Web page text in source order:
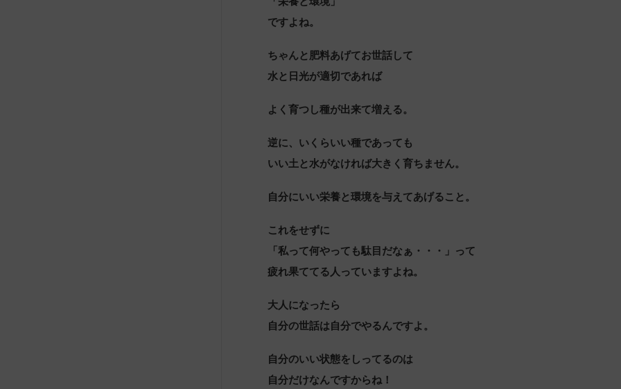
ですよね。
ちゃんと肥料あげてお世話して
水と日光が適切であれば
よく育つし種が出来て増える。
逆に、いくらいい種であっても
いい土と水がなければ大きく育ちません。
自分にいい栄養と環境を与えてあげること。
これをせずに
「私って何やっても駄目だなぁ・・・」って
疲れ果ててる人っていますよね。
大人になったら
自分の世話は自分でやるんですよ。
自分のいい状態をしってるのは
自分だけなんですからね！